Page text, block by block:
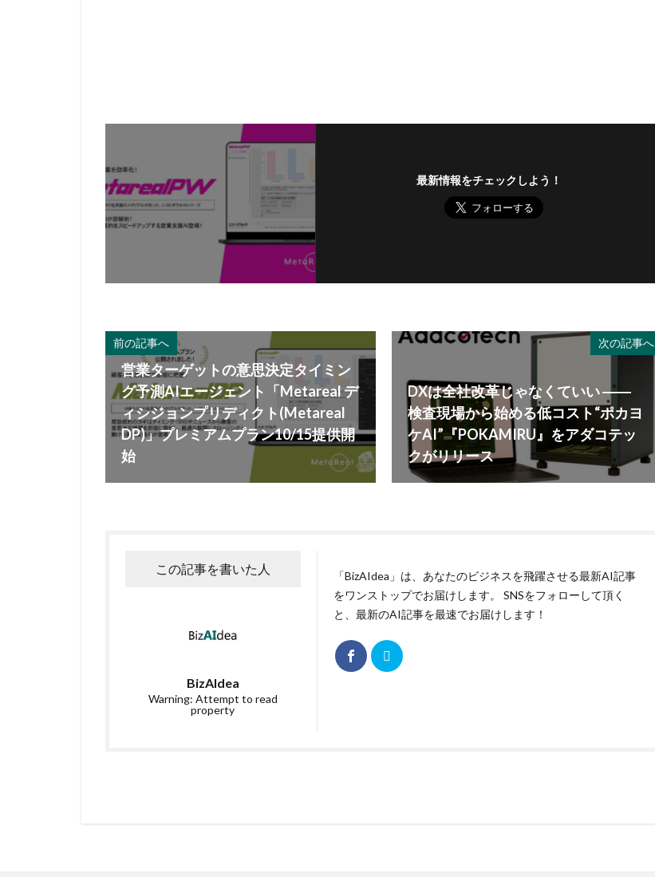
最新情報をチェックしよう！
前の記事へ
営業ターゲットの意思決定タイミン
グ予測AIエージェント「Metareal デ
ィシジョンプリディクト(Metareal
DP)」プレミアムプラン10/15提供開
始
次の記事へ
DXは全社改革じゃなくていい ――
検査現場から始める低コスト“ポカヨ
ケAI”『POKAMIRU』をアダコテッ
クがリリース
この記事を書いた人
BizAIdea
Warning: Attempt to read
property
「BizAIdea」は、あなたのビジネスを飛躍させる最新AI記事
をワンストップでお届けします。 SNSをフォローして頂く
と、最新のAI記事を最速でお届けします！